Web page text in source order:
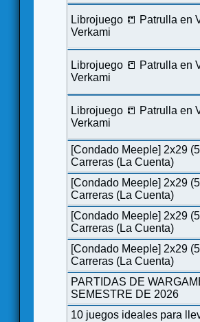
Librojuego 📒 Patrulla en
Verkami
Librojuego 📒 Patrulla en
Verkami
Librojuego 📒 Patrulla en
Verkami
[Condado Meeple] 2x29
Carreras (La Cuenta)
[Condado Meeple] 2x29
Carreras (La Cuenta)
[Condado Meeple] 2x29
Carreras (La Cuenta)
[Condado Meeple] 2x29
Carreras (La Cuenta)
PARTIDAS DE
SEMESTRE DE 2026
10 juegos ideales para